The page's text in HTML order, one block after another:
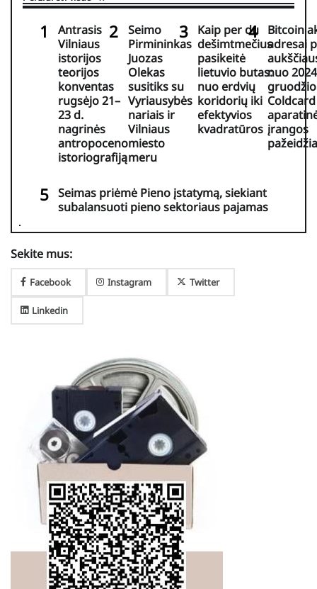
Antrasis
Vilniaus
istorijos
teorijos
konventas
rugsėjo 21–
23 d.
nagrinės
antropoceno
istoriografiją
Seimo
Pirmininkas
Juozas
Olekas
susitiks su
Vyriausybės
nariais ir
Vilniaus
miesto
meru
Kaip per du
dešimtmečius
pasikeitė
lietuvio butas:
nuo erdvių
koridorių iki
efektyvios
kvadratūros
Bitcoin
adresai
nuo
Coldcard
įrangos
Seimas priėmė Pieno įstatymą, siekiant
subalansuoti pieno sektoriaus pajamas
Sekite mus:
Facebook Instagram Twitter
Linkedin